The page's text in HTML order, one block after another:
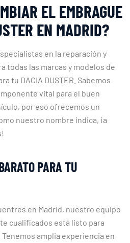
EL EMBRAGUE
EN MADRID?
en la reparación y
todas las marcas y modelos de
tu DACIA DUSTER. Sabemos
vital para el buen
por eso ofrecemos un
nuestro nombre indica, ¡a
PARA TU
en Madrid, nuestro equipo
cualificados está listo para
amplia experiencia en